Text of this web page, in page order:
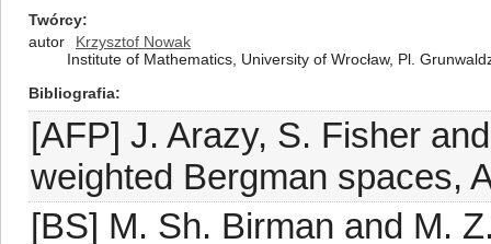
Twórcy
autor
Krzysztof Nowak
Institute of Mathematics, University of Wrocław, Pl.
Bibliografia
[AFP] J. Arazy, S. Fisher
weighted Bergman spaces,
[BS] M. Sh. Birman and M.